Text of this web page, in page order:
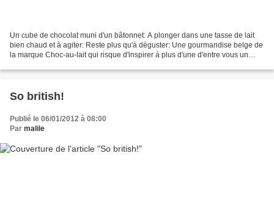
Un cube de chocolat muni d'un bâtonnet: A plonger dans une tasse de lait
bien chaud et à agiter: Reste plus qu'à déguster: Une gourmandise belge de
la marque Choc-au-lait qui risque d'inspirer à plus d'une d'entre vous un
So british!
Publié le 06/01/2012 à 08:00
Par malile